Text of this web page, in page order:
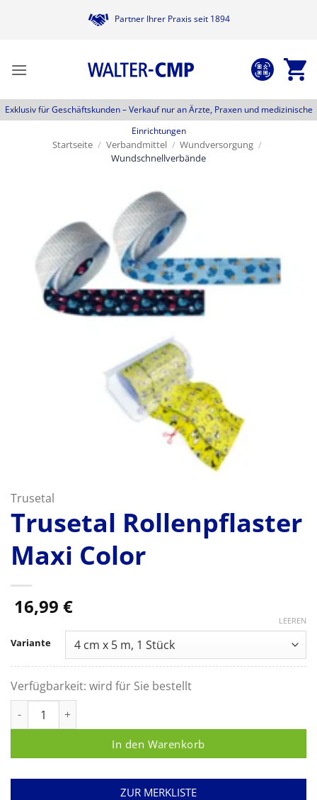
Partner Ihrer Praxis seit 1894
Exklusiv für Geschäftskunden –Verkauf nur an Ärzte, Praxen und medizinische
Einrichtungen
Startseite / Verbandmittel / Wundversorgung /
Wundschnellverbände
Trusetal
Trusetal Rollenpflaster
Maxi Color
16,99 €
Variante
LEEREN
Verfügbarkeit: wird für Sie bestellt
In den Warenkorb
ZUR MERKLISTE